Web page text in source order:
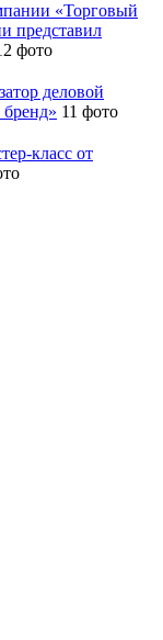
«Торговый
представил
фото
деловой
11 фото
класс от